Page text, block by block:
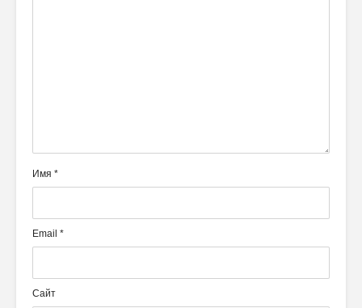
Имя *
Email *
Сайт